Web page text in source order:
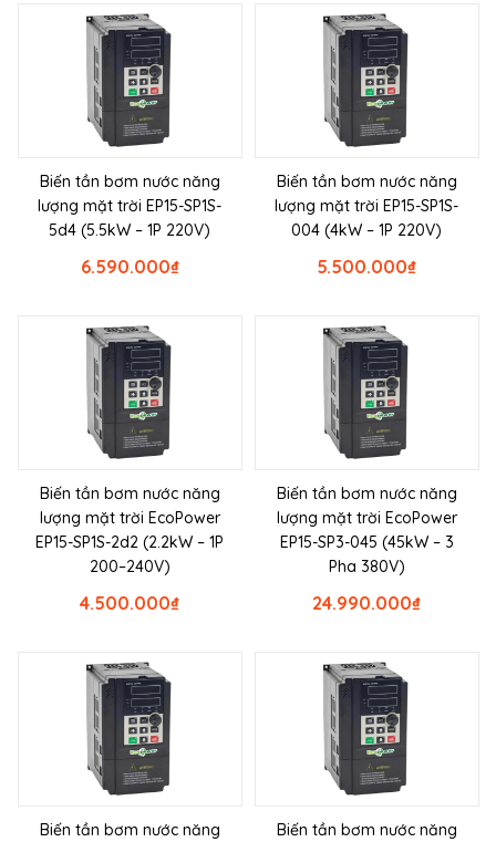
Biến tần bơm nước năng
lượng mặt trời EP15-SP1S-
5d4 (5.5kW – 1P 220V)
₫
6.590.000
Biến tần bơm nước năng
lượng mặt trời EP15-SP1S-
004 (4kW – 1P 220V)
₫
5.500.000
Biến tần bơm nước năng
lượng mặt trời EcoPower
EP15-SP1S-2d2 (2.2kW – 1P
200–240V)
₫
4.500.000
Biến tần bơm nước năng
lượng mặt trời EcoPower
EP15-SP3-045 (45kW – 3
Pha 380V)
₫
24.990.000
Biến tần bơm nước năng
Biến tần bơm nước năng